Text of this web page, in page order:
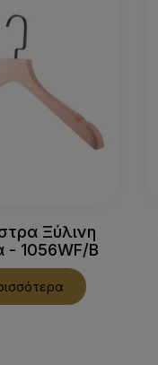
Ξύλινη
- 1056WF/B